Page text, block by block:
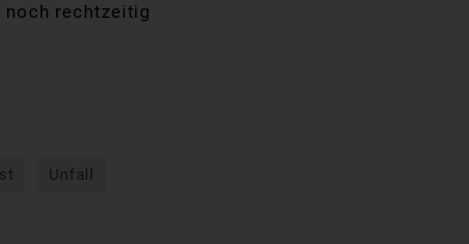
noch rechtzeitig
Unfall